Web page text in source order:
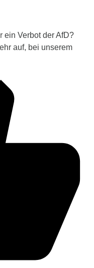
ein Verbot der AfD?
auf, bei unserem